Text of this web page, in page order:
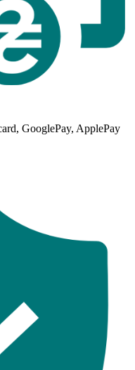
GooglePay, ApplePay